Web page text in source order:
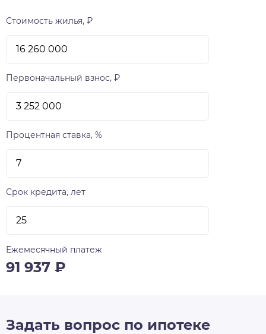
парка пополнит масштабный объект -
российскому образованию, аналогов
Стоимость жилья, ₽
Первоначальный взнос, ₽
Процентная ставка, %
Срок кредита, лет
Ежемесячный платеж
91 937 ₽
Задать вопрос по ипотеке